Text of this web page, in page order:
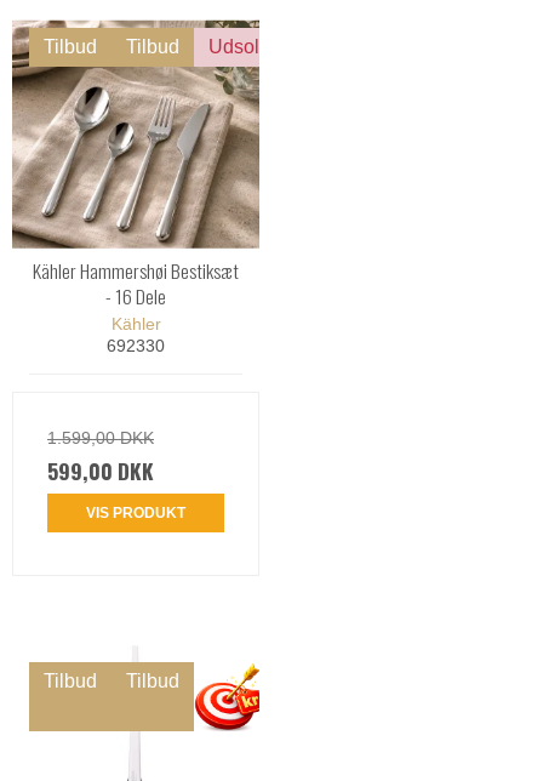
Tilbud Tilbud Udsolgt
Kähler Hammershøi Bestiksæt
- 16 Dele
Kähler
692330
1.599,00 DKK
599,00 DKK
VIS PRODUKT
Tilbud Tilbud